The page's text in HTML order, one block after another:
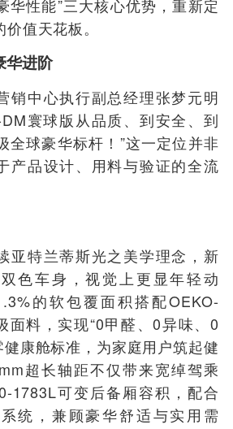
华性能”三大核心优势，重新定
值天花板。
华进阶
销中心执行副总经理张梦元明
寰球版从品质、到安全、到
全球豪华标杆！”这一定位并非
产品设计、用料与验证的全流
亚特兰蒂斯光之美学理念，新
色车身，视觉上更显年轻动
的软包覆面积搭配OEKO-
面料，实现“0甲醛、0异味、0
康舱标准，为家庭用户筑起健
超长轴距不仅带来宽绰驾乘
1783L可变后备厢容积，配合
统，兼顾豪华舒适与实用需